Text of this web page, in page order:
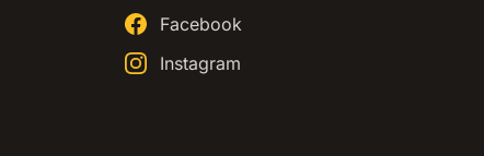
Facebook
Instagram